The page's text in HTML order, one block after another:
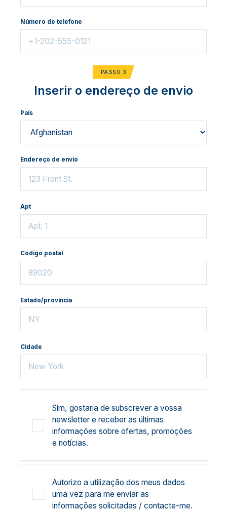
Número de telefone
PASSO 3
Inserir o endereço de envio
País
Endereço de envio
Apt
Código postal
Estado/província
Cidade
Sim, gostaria de subscrever a vossa
newsletter e receber as últimas
informações sobre ofertas, promoções
e notícias.
Autorizo a utilização dos meus dados
uma vez para me enviar as
informações solicitadas / contacte-me.